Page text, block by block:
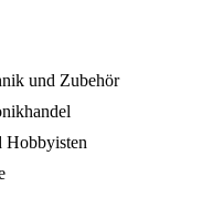
und Zubehör
Hobbyisten